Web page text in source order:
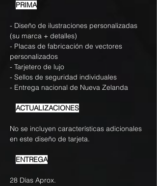
PRIMA
- Diseño de ilustraciones personalizadas
(su marca + detalles)
- Placas de fabricación de vectores
personalizados
- Tarjetero de lujo
- Sellos de seguridad individuales
- Entrega nacional de Nueva Zelanda
ACTUALIZACIONES
No se incluyen características adicionales
en este diseño de tarjeta.
ENTREGA
28 Días Aprox.